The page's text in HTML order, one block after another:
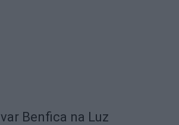
Benfica na Luz